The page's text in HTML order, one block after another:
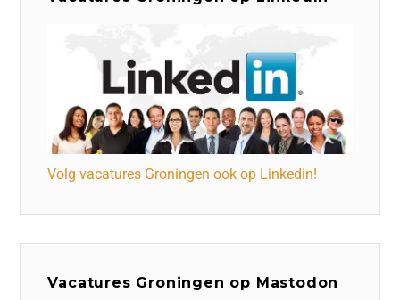
Volg vacatures Groningen ook op Linkedin!
Vacatures Groningen op Mastodon